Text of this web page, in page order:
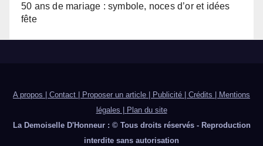
50 ans de mariage : symbole, noces d’or et idées
fête
A propos | Contact | Proposer un article | Publicité | Crédits | Mentions
légales |
Plan du site
La Demoiselle D'Honneur : © Tous droits réservés - Reproduction
interdite sans autorisation